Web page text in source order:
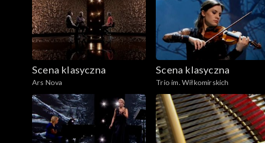
Scena klasyczna
Ars Nova
Scena klasyczna
Trio im. Wiłkomirskich